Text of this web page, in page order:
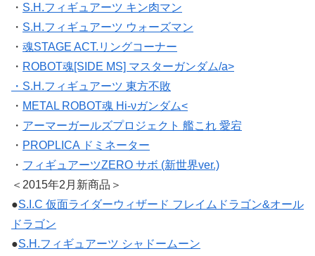
・ S.H.フィギュアーツ キン肉マン
・ S.H.フィギュアーツ ウォーズマン
・ 魂STAGE ACT.リングコーナー
・ ROBOT魂[SIDE MS] マスターガンダム/a>
・ S.H.フィギュアーツ 東方不敗
・ METAL ROBOT魂 Hi-νガンダム<
・ アーマーガールズプロジェクト 艦これ 愛宕
・ PROPLICA ドミネーター
・ フィギュアーツZERO サボ (新世界ver.)
＜2015年2月新商品＞
●S.I.C 仮面ライダーウィザード フレイムドラゴン&オール
ドラゴン
●S.H.フィギュアーツ シャドームーン